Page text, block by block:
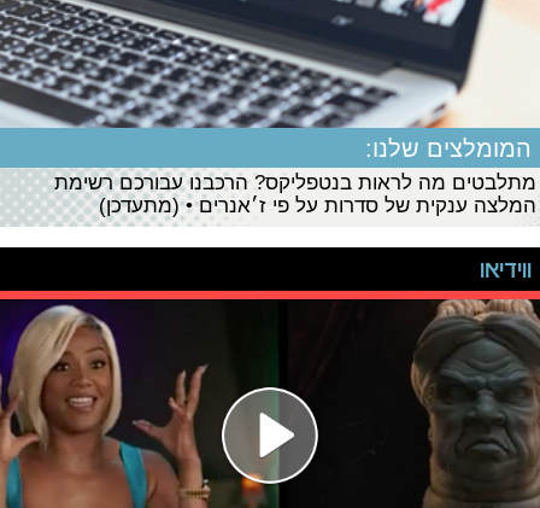
המומלצים שלנו:
מתלבטים מה לראות בנטפליקס? הרכבנו עבורכם רשימת
המלצה ענקית של סדרות על פי ז׳אנרים • (מתעדכן)
ווידיאו